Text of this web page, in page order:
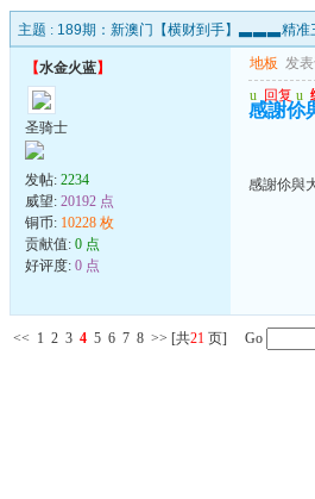
主题 : 189期：新澳门【横财到手】▃▃▃精
【水金火蓝】
圣骑士
发帖: 2234
威望: 20192 点
铜币: 10228 枚
贡献值: 0 点
好评度: 0 点
地板 发表
u 回复 u
感謝伱
感謝伱與
<< 1 2 3 4 5 6 7 8 >> [共21 页] Go